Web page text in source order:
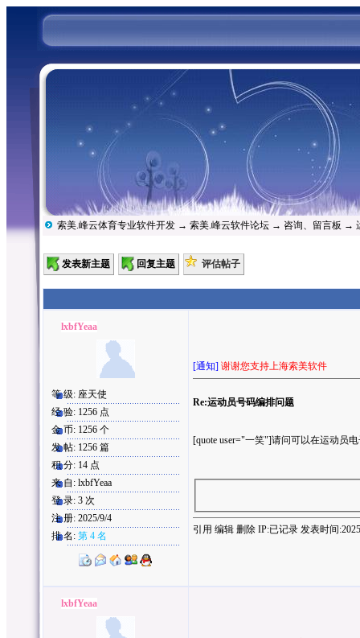
索美.峰云体育专业软件开发 → 索美.峰云软件论坛 → 咨询、留言板 →
发表新主题 回复主题 评估帖子
lxbfYeaa
等 级: 座天使
经 验: 1256 点
金 币: 1256 个
发 帖: 1256 篇
积 分: 14 点
来 自: lxbfYeaa
登 录: 3 次
注 册: 2025/9/4
排 名: 第 4 名
[通知] 谢谢您支持上海索美软件
Re:运动员号码编排问题
[quote user="一笑"]请问可以在运动员
引用 编辑 删除 IP:已记录 发表时间
lxbfYeaa